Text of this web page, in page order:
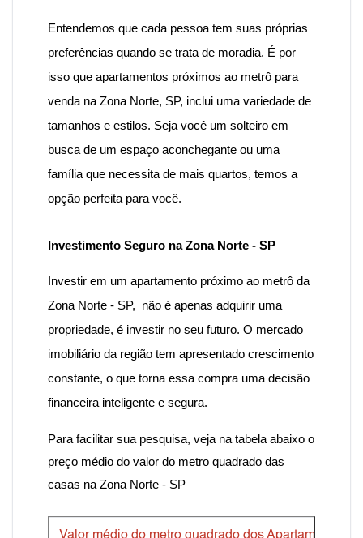
Entendemos que cada pessoa tem suas próprias
preferências quando se trata de moradia. É por
isso que apartamentos próximos ao metrô para
venda na Zona Norte, SP, inclui uma variedade de
tamanhos e estilos. Seja você um solteiro em
busca de um espaço aconchegante ou uma
família que necessita de mais quartos, temos a
opção perfeita para você.
Investimento Seguro na Zona Norte - SP
Investir em um apartamento próximo ao metrô da
Zona Norte - SP, não é apenas adquirir uma
propriedade, é investir no seu futuro. O mercado
imobiliário da região tem apresentado crescimento
constante, o que torna essa compra uma decisão
financeira inteligente e segura.
Para facilitar sua pesquisa, veja na tabela abaixo o
preço médio do valor do metro quadrado das
casas na Zona Norte - SP
Valor médio do metro quadrado dos Apartamentos